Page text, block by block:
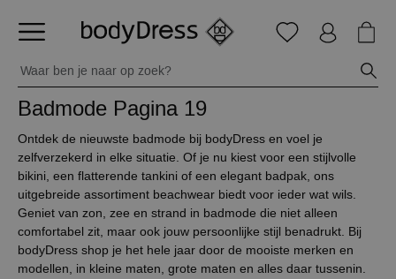
Badmode Pagina 19
Ontdek de nieuwste badmode bij bodyDress en voel je
zelfverzekerd in elke situatie. Of je nu kiest voor een stijlvolle
bikini, een flatterende tankini of een elegant badpak, ons
uitgebreide assortiment beachwear biedt voor ieder wat wils.
Geniet van zon, zee en strand in badmode die niet alleen
comfortabel zit, maar ook jouw persoonlijke stijl benadrukt. Bij
bodyDress shop je het hele jaar door de mooiste merken en
modellen, in kleine maten, grote maten en alles daar tussenin.